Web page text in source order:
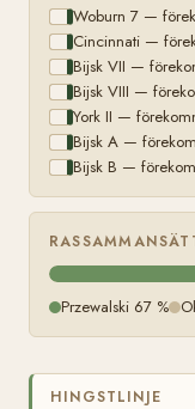
Woburn 7 —
Cincinnati —
Bijsk VII —
Bijsk VIII —
York II —
Bijsk A —
Bijsk B —
Przewalski 67 %
HINGSTLINJE